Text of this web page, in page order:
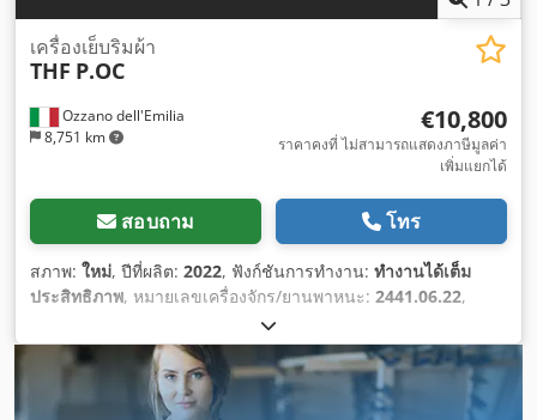
Ozzano dell'Emilia
8,751 km
เครื่องเย็บริมผ้า
THF P.OC
€10,800
ราคาคงที่ ไม่สามารถแสดงภาษีมูลค่า
เพิ่มแยกได้
สอบถาม โทร
สภาพ: ใหม่, ปีที่ผลิต: 2022, ฟังก์ชันการทำงาน: ทำงานได้เต็ม
ประสิทธิภาพ, หมายเลขเครื่องจักร/ยานพาหนะ: 2441.06.22,
, ความกว้างทั้งหมด:
895 มม, ความสูงรวม:1,600 มม, แรงดันไฟฟ้าขาเข้า:230 V, ข้อ
ต่ออากาศอัด:
6 แท่ง, น้ำหนักรวม:180 กก.,